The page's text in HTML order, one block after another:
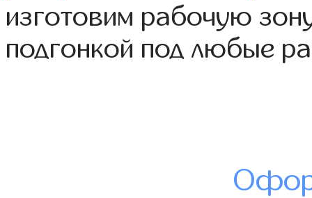
изготовим рабочую
подгонкой под любые